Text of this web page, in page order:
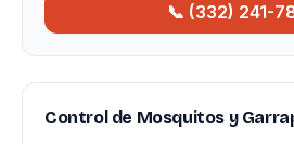
📞 (332) 241-
Control de Mosquitos y